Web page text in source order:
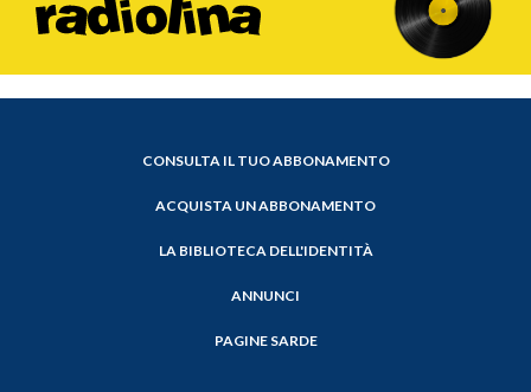
CONSULTA IL TUO ABBONAMENTO
ACQUISTA UN ABBONAMENTO
LA BIBLIOTECA DELL'IDENTITÀ
ANNUNCI
PAGINE SARDE